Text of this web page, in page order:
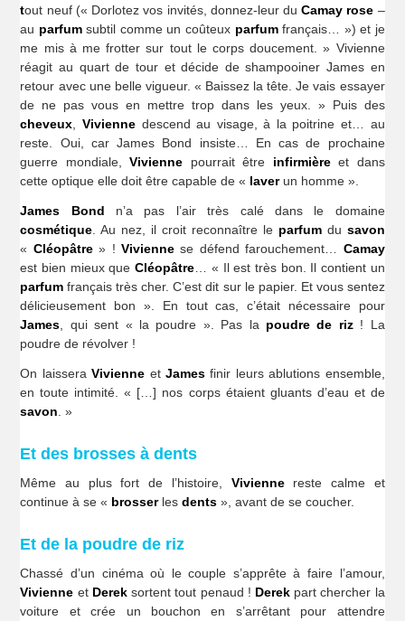
tout neuf (« Dorlotez vos invités, donnez-leur duCamay rose –
au parfumsubtil comme un coûteux parfumfrançais… ») et je
me mis à me frotter sur tout le corps doucement. » Vivienne
réagit au quart de tour et décide de shampooiner James en
retour avec une belle vigueur. « Baissez la tête. Je vais essayer
de ne pas vous en mettre trop dans les yeux. » Puis des
cheveux
Vivienne descend au visage, à la poitrine et… au
reste. Oui, car James Bond insiste… En cas de prochaine
guerre mondiale,Vivienne pourrait être infirmièreet dans
cette optique elle doit être capable de « laverun homme ».
James Bond n’a pas l’air très calé dans le domaine
cosmétique . Au nez, il croit reconnaître le parfum du savon
« Cléopâtre» !Viviennese défend farouchement… Camay
est bien mieux queCléopâtre … « Il est très bon. Il contient un
parfum français très cher. C’est dit sur le papier. Et vous sentez
délicieusement bon ». En tout cas, c’était nécessaire pour
James , qui sent « la poudre ». Pas la poudre de riz! La
poudre de révolver !
On laisseraVivienne et James finir leurs ablutions ensemble,
en toute intimité. « […] nos corps étaient gluants d’eau et de
savon . »
Et des brosses à dents
Même au plus fort de l’histoire, Viviennereste calme et
continue à se « brosserlesdents », avant de se coucher.
Et de la poudre de riz
Chassé d’un cinéma où le couple s’apprête à faire l’amour,
Vivienne et Dereksortent tout penaud ! Derekpart chercher la
voiture et crée un bouchon en s’arrêtant pour attendre